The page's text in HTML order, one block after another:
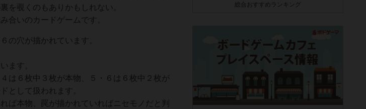
を覗くのもありかもしれない。
合いのカードゲームです。
の穴が描かれています。
ます。
は６枚中３枚が本物、５・６は６枚中２枚が
として扱われます。
ば本物、罠が描かれていればニセモノだと判
総合おすすめランキング